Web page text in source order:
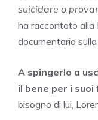
suicidare o
ha raccontato alla
documentario
A spingerlo a
il bene per i suoi
bisogno di lui,